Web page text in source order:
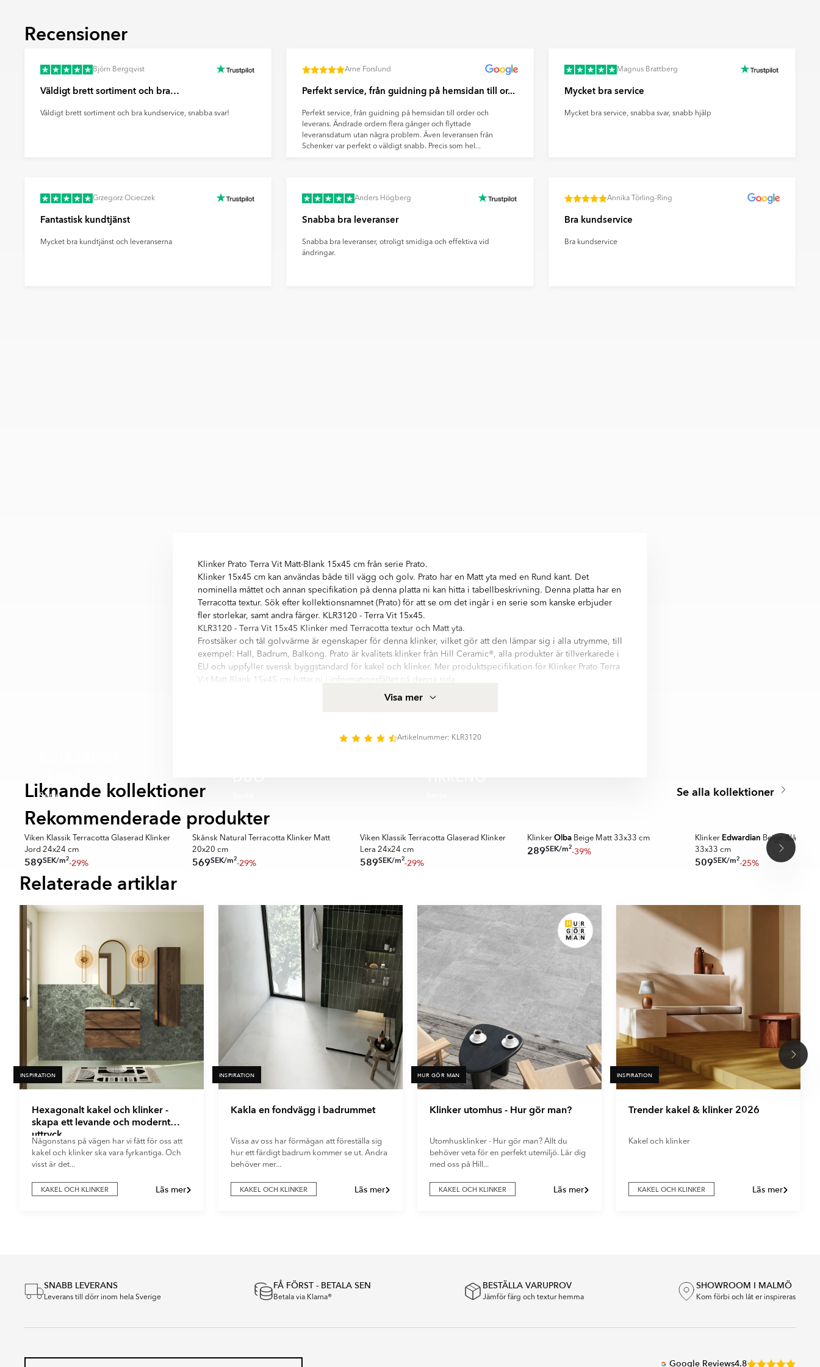
En yta med ett upphöjt tredimensionellt mönster som kan kännas vid
En mycket matt yta med minimal ljusreflektion. Ultramatta plattor ger ett
Recensioner
Björn Bergqvist
Väldigt brett sortiment och bra…
Väldigt brett sortiment och bra kundservice, snabba svar!
Arne Forslund
Perfekt service, från guidning på hemsidan till or...
Perfekt service, från guidning på hemsidan till order och
leverans. Ändrade ordern flera gånger och flyttade
leveransdatum utan några problem. Även leveransen från
Schenker var perfekt o väldigt snabb. Precis som hel...
Magnus Brattberg
Mycket bra service
Mycket bra service, snabba svar, snabb hjälp
Grzegorz Ocieczek
Fantastisk kundtjänst
Mycket bra kundtjänst och leveranserna
Anders Högberg
Snabba bra leveranser
Snabba bra leveranser, otroligt smidiga och effektiva vid
ändringar.
Annika Törling-Ring
Bra kundservice
Bra kundservice
Klinker Prato Terra Vit Matt-Blank 15x45 cm från serie Prato.
Klinker 15x45 cm kan användas både till vägg och golv. Prato har en Matt yta med en Rund kant. Det
nominella måttet och annan specifikation på denna platta ni kan hitta i tabellbeskrivning. Denna platta har en
Terracotta textur. Sök efter kollektionsnamnet (Prato) för att se om det ingår i en serie som kanske erbjuder
fler storlekar, samt andra färger. KLR3120 - Terra Vit 15x45.
KLR3120 - Terra Vit 15x45 Klinker med Terracotta textur och Matt yta.
Frostsäker och tål golvvärme är egenskaper för denna klinker, vilket gör att den lämpar sig i alla utrymme, till
exempel: Hall, Badrum, Balkong. Prato är kvalitets klinker från Hill Ceramic®, alla produkter är tillverkarede i
EU och uppfyller svensk byggstandard för kakel och klinker. Mer produktspecifikation för Klinker Prato Terra
Vit Matt-Blank 15x45 cm hittar ni i informationsfältet på denna sida.
Prato är en serie med hög kvalitetsstandard. Serien innehåller 1 olika storlekar: 15x45 cm. Nästan alla
- Vit
Visa mer
Artikelnummer: KLR3120
Liknande kollektioner Se alla kollektioner
Serie
Rekommenderade produkter
Viken Klassik Terracotta Glaserad Klinker
Jord 24x24 cm
589SEK/m2-29%
Skånsk Natural Terracotta Klinker Matt
20x20 cm
569SEK/m2-29%
Viken Klassik Terracotta Glaserad Klinker
Lera 24x24 cm
589SEK/m2-29%
KlinkerOlba Beige Matt 33x33 cm
289SEK/m2-39%
Klinker Edwardian Beige-Blå Matt-
33x33 cm
509SEK/m2-25%
Item
1
Relaterade artiklar
INSPIRATION
Hexagonalt kakel och klinker -
skapa ett levande och modernt
uttryck
Någonstans på vägen har vi fått för oss att
kakel och klinker ska vara fyrkantiga. Och
visst är det...
KAKEL OCH KLINKER Läs mer
INSPIRATION
Kakla en fondvägg i badrummet
Vissa av oss har förmågan att föreställa sig
hur ett färdigt badrum kommer se ut. Andra
behöver mer...
KAKEL OCH KLINKER Läs mer
HUR GÖR MAN
Klinker utomhus - Hur gör man?
Utomhusklinker - Hur gör man? Allt du
behöver veta för en perfekt utemiljö. Lär dig
med oss på Hill...
KAKEL OCH KLINKER Läs mer
INSPIRATION
Trender kakel & klinker 2026
Kakel och klinker
KAKEL OCH KLINKER Läs mer
SNABB LEVERANS
Leverans till dörr inom hela Sverige
FÅ FÖRST - BETALA SEN
Betala via Klarna®
BESTÄLLA VARUPROV
Jämför färg och textur hemma
SHOWROOM I MALMÖ
Kom förbi och låt er inspireras
Google Reviews4.8